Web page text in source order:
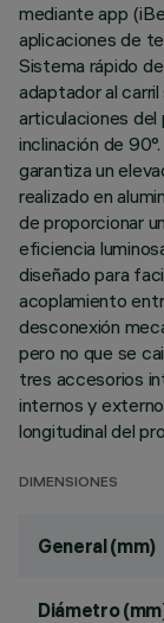
mediante app
aplicaciones de
Sistema rápido
adaptador al
articulaciones
inclinación de
garantiza un
realizado en
de proporcionar
eficiencia
diseñado para
acoplamiento
desconexión
pero no que se
tres accesorios
internos y
longitudinal del
DIMENSIONES
General (mm)
Diámetro